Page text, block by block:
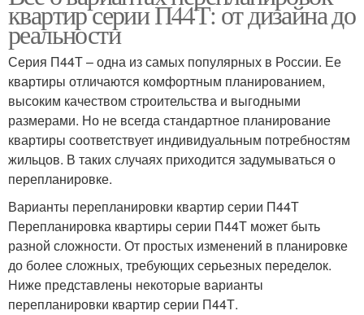
квартир серии П44Т: от дизайна до
реальности
Серия П44Т – одна из самых популярных в России. Ее
квартиры отличаются комфортным планированием,
высоким качеством строительства и выгодными
размерами. Но не всегда стандартное планирование
квартиры соответствует индивидуальным потребностям
жильцов. В таких случаях приходится задумываться о
перепланировке.
Варианты перепланировки квартир серии П44Т
Перепланировка квартиры серии П44Т может быть
разной сложности. От простых изменений в планировке
до более сложных, требующих серьезных переделок.
Ниже представлены некоторые варианты
перепланировки квартир серии П44Т.